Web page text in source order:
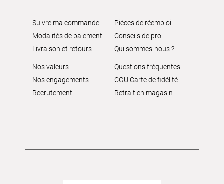
Suivre ma commande
Modalités de paiement
Livraison et retours
Pièces de réemploi
Conseils de pro
Qui sommes-nous ?
Nos valeurs
Nos engagements
Recrutement
Questions fréquentes
CGU Carte de fidélité
Retrait en magasin